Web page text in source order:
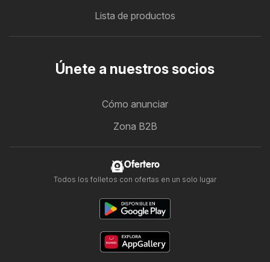
Lista de productos
Únete a nuestros socios
Cómo anunciar
Zona B2B
Ofertero
Todos los folletos con ofertas en un solo lugar